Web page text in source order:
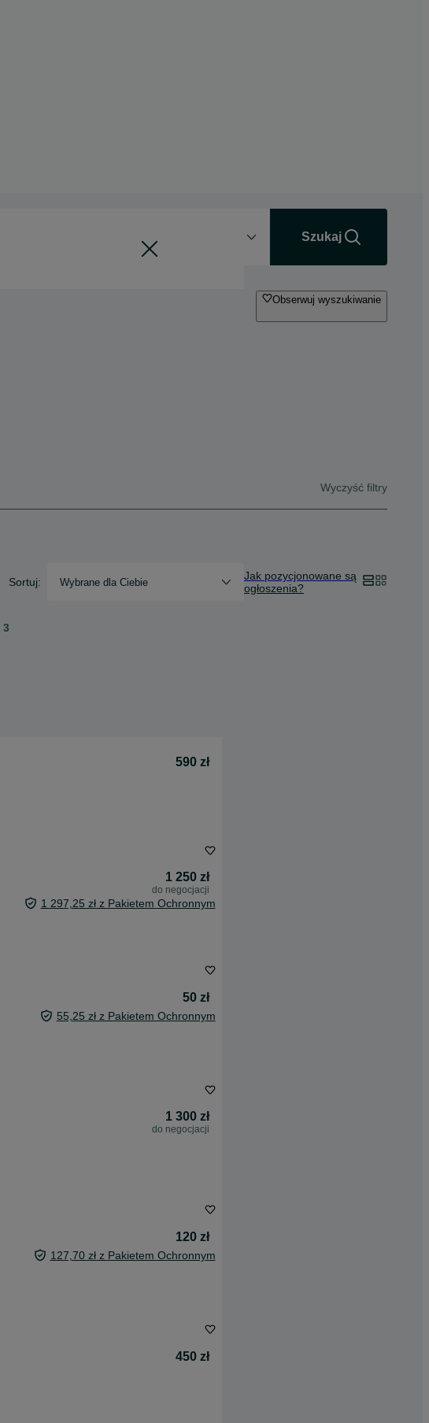
Szukaj
Obserwuj wyszukiwanie
Wyczyść filtry
Sortuj: Wybrane dla Ciebie
Jak pozycjonowane są
ogłoszenia?
3
590 zł
1 250 zł
do negocjacji
1 297,25 zł z Pakietem Ochronnym
50 zł
55,25 zł z Pakietem Ochronnym
1 300 zł
do negocjacji
120 zł
127,70 zł z Pakietem Ochronnym
450 zł